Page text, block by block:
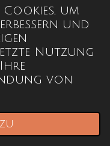
Cookies, um
und
Nutzung
von